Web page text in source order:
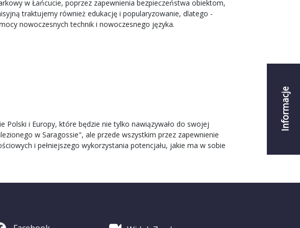
Informacje
w Łańcucie, poprzez zapewnienia bezpieczeństwa obiektom,
traktujemy również edukację i popularyzowanie, dlatego -
nowoczesnych technik i nowoczesnego języka.
i Europy, które będzie nie tylko nawiązywało do swojej
w Saragossie", ale przede wszystkim przez zapewnienie
i pełniejszego wykorzystania potencjału, jakie ma w sobie